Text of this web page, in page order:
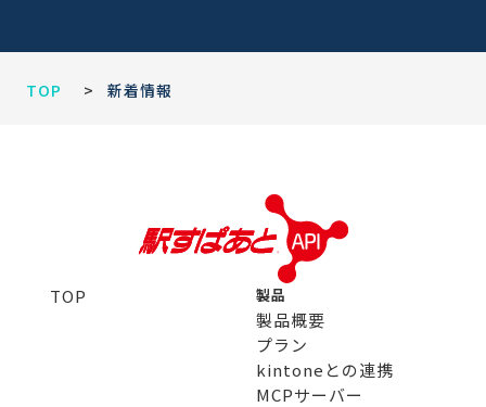
TOP > 新着情報
TOP 製品
製品概要
プラン
kintoneとの連携
MCPサーバー